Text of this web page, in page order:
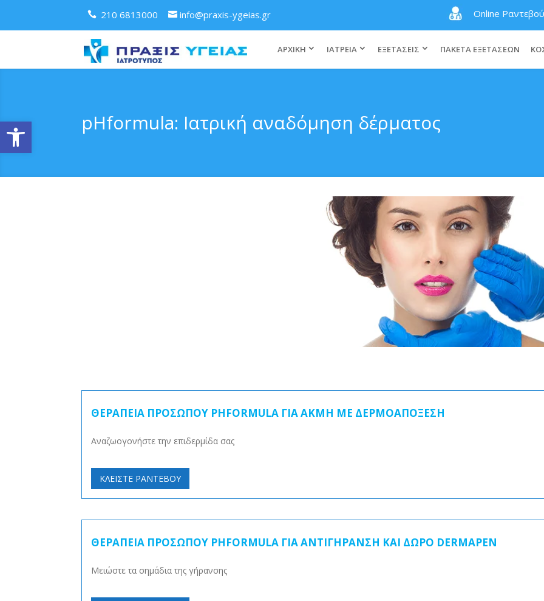
Ανοίξτε τη γραμμή εργαλείων
210 6813000 info@praxis-ygeias.gr Online Ραντεβού
ΑΡΧΙΚΗ ΙΑΤΡΕΙΑ ΕΞΕΤΑΣΕΙΣ ΠΑΚΕΤΑ ΕΞΕΤΑΣΕΩΝ
pHformula: Ιατρική αναδόμηση δέρματος
ΘΕΡΑΠΕΙΑ ΠΡΟΣΩΠΟΥ PHFORMULA ΓΙΑ ΑΚΜΗ ΜΕ ΔΕΡΜΟΑΠΟΞΕΣΗ
Αναζωογονήστε την επιδερμίδα σας
ΚΛΕΙΣΤΕ ΡΑΝΤΕΒΟΥ
ΘΕΡΑΠΕΙΑ ΠΡΟΣΩΠΟΥ PHFORMULA ΓΙΑ ΑΝΤΙΓΗΡΑΝΣΗ ΚΑΙ ΔΩΡΟ DERMAPEN
Μειώστε τα σημάδια της γήρανσης